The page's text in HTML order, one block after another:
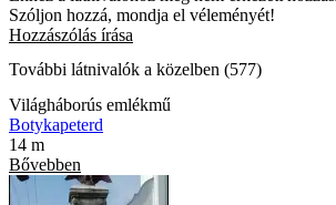
Szóljon hozzá, mondja el véleményét!
Hozzászólás írása
További látnivalók a közelben (577)
Világháborús emlékmű
Botykapeterd
14 m
Bővebben